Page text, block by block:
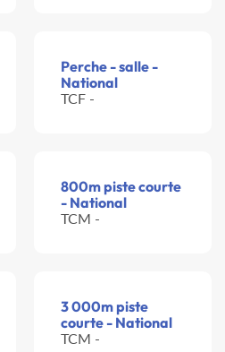
Perche - salle -
National
TCF -
800m piste courte
- National
TCM -
3 000m piste
courte - National
TCM -